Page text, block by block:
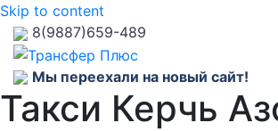
Skip to content
8(9887)659-489
Мы переехали на новый сайт!
Такси Керчь